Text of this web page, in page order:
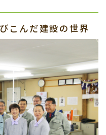
こんだ建設の世界